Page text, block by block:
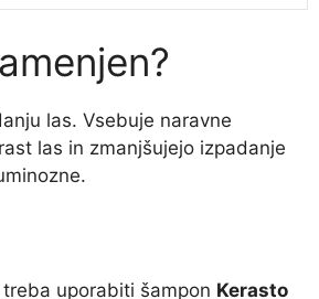
las. Vsebuje naravne
las in zmanjšujejo izpadanje
uporabiti šampon Kerasto